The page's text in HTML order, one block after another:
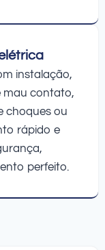
instalação,
mau contato,
choques ou
rápido e
perfeito.